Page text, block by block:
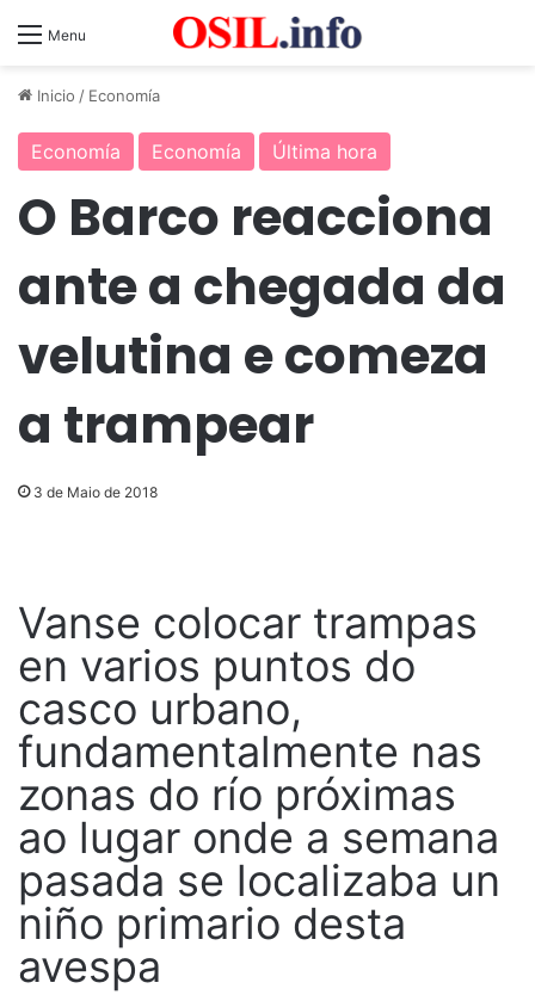
Menu
Inicio / Economía
Economía Economía Última hora
O Barco reacciona
ante a chegada da
velutina e comeza
a trampear
3 de Maio de 2018
Vanse colocar trampas
en varios puntos do
casco urbano,
fundamentalmente nas
zonas do río próximas
ao lugar onde a semana
pasada se localizaba un
niño primario desta
avespa